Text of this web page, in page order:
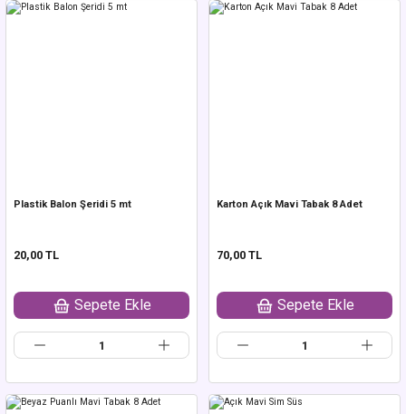
Plastik Balon Şeridi 5 mt
20,00 TL
Sepete Ekle
Karton Açık Mavi Tabak 8 Adet
70,00 TL
Sepete Ekle